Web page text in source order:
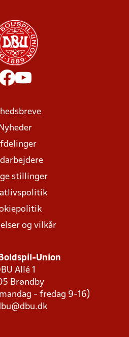
Nyheder
stillinger
og vilkår
Union
Allé 1
Brøndby
- fredag 9-16)